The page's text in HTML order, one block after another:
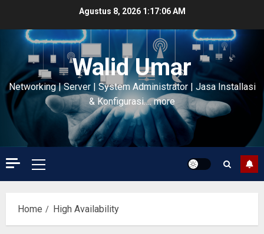
content
Agustus 8, 2026 1:17:07 AM
Walid Umar
Networking | Server | System Administrator | Jasa Installasi
& Konfigurasi…. more
Primary
Menu
Home High Availability